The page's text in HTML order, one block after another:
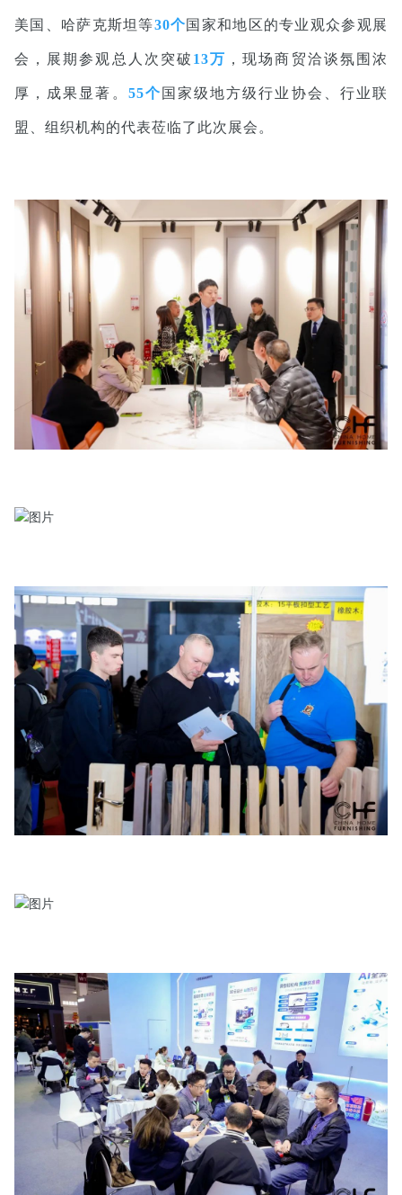
美国、哈萨克斯坦等30个国家和地区的专业观众参观展
会，展期参观总人次突破 13万 ，现场商贸洽谈氛围浓
厚，成果显著。 55个 国家级地方级行业协会、行业联
盟、组织机构的代表莅临了此次展会。